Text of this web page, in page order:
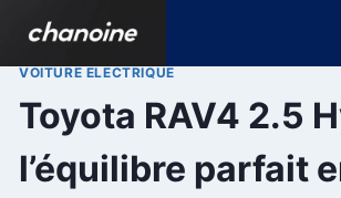
contenu
VOITURE ELECTRIQUE
Toyota RAV4 2.5
l’équilibre parfait